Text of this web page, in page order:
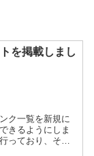
を掲載しまし
ク一覧を新規に
きるようにしま
っており、その